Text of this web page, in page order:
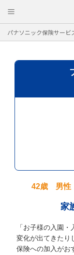
パナソニック保険サービ
42歳 男性
家
「お子様の入園
変化が出てきたり
保険への加入がお